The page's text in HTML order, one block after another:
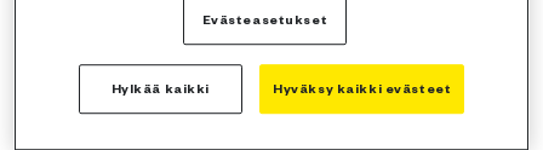
Evästeasetukset
Hylkää kaikki Hyväksy kaikki evästeet